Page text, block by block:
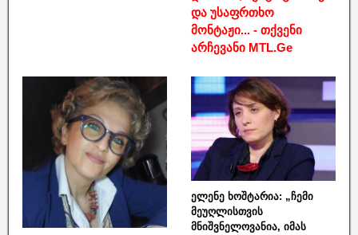
და უსაფრთხო
მონტაჟი... - თქვენი
არჩევანი MTL.Ge
ელენე ხოშტარია: „ჩემი
მეუღლისთვის
მნიშვნელოვანია, იმას